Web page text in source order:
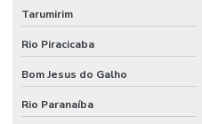
Tarumirim
Rio Piracicaba
Bom Jesus do Galho
Rio Paranaíba